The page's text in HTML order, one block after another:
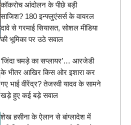
कॉकरोच आंदोलन के पीछे बड़ी
साजिश? 180 इन्फ्लुएंसर्स के वायरल
दावे से गरमाई सियासत, सोशल मीडिया
की भूमिका पर उठे सवाल
‘जिंदा चमड़े का सप्लायर’… आरजेडी
के भीतर आखिर किस ओर इशारा कर
गए भाई वीरेंद्र? तेजस्वी यादव के सामने
खड़े हुए कई बड़े सवाल
शेख हसीना के ऐलान से बांग्लादेश में